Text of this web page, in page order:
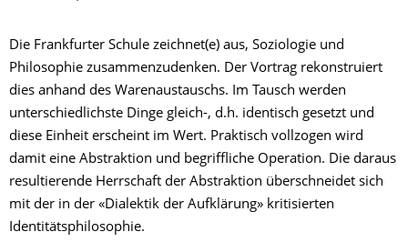
Die Frankfurter Schule zeichnet(e) aus, Soziologie und
Philosophie zusammenzudenken. Der Vortrag rekonstruiert
dies anhand des Warenaustauschs. Im Tausch werden
unterschiedlichste Dinge gleich-, d.h. identisch gesetzt und
diese Einheit erscheint im Wert. Praktisch vollzogen wird
damit eine Abstraktion und begriffliche Operation. Die daraus
resultierende Herrschaft der Abstraktion überschneidet sich
mit der in der «Dialektik der Aufklärung» kritisierten
Identitätsphilosophie.